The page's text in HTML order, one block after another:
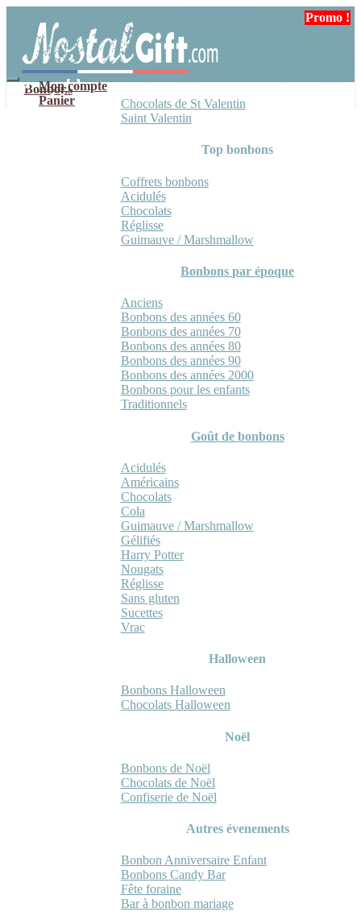
navigation
contenu
Mon compte
Panier
Bonbons
Chocolats de St Valentin
Saint Valentin
Top bonbons
Coffrets bonbons
Acidulés
Chocolats
Réglisse
Guimauve / Marshmallow
Bonbons par époque
Anciens
Bonbons des années 60
Bonbons des années 70
Bonbons des années 80
Bonbons des années 90
Bonbons des années 2000
Bonbons pour les enfants
Traditionnels
Goût de bonbons
Acidulés
Américains
Chocolats
Cola
Guimauve / Marshmallow
Gélifiés
Harry Potter
Nougats
Réglisse
Sans gluten
Sucettes
Vrac
Halloween
Bonbons Halloween
Chocolats Halloween
Noël
Bonbons de Noël
Chocolats de Noël
Confiserie de Noël
Autres évenements
Bonbon Anniversaire Enfant
Bonbons Candy Bar
Fête foraine
Bar à bonbon mariage
Promo !
Promo !